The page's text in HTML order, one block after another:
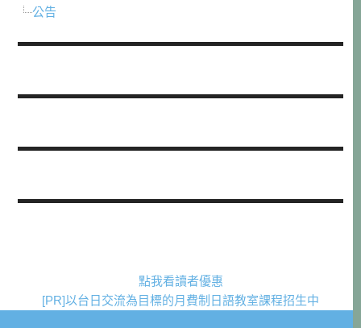
公告
點我看讀者優惠
[PR]以台日交流為目標的月費制日語教室課程招生中